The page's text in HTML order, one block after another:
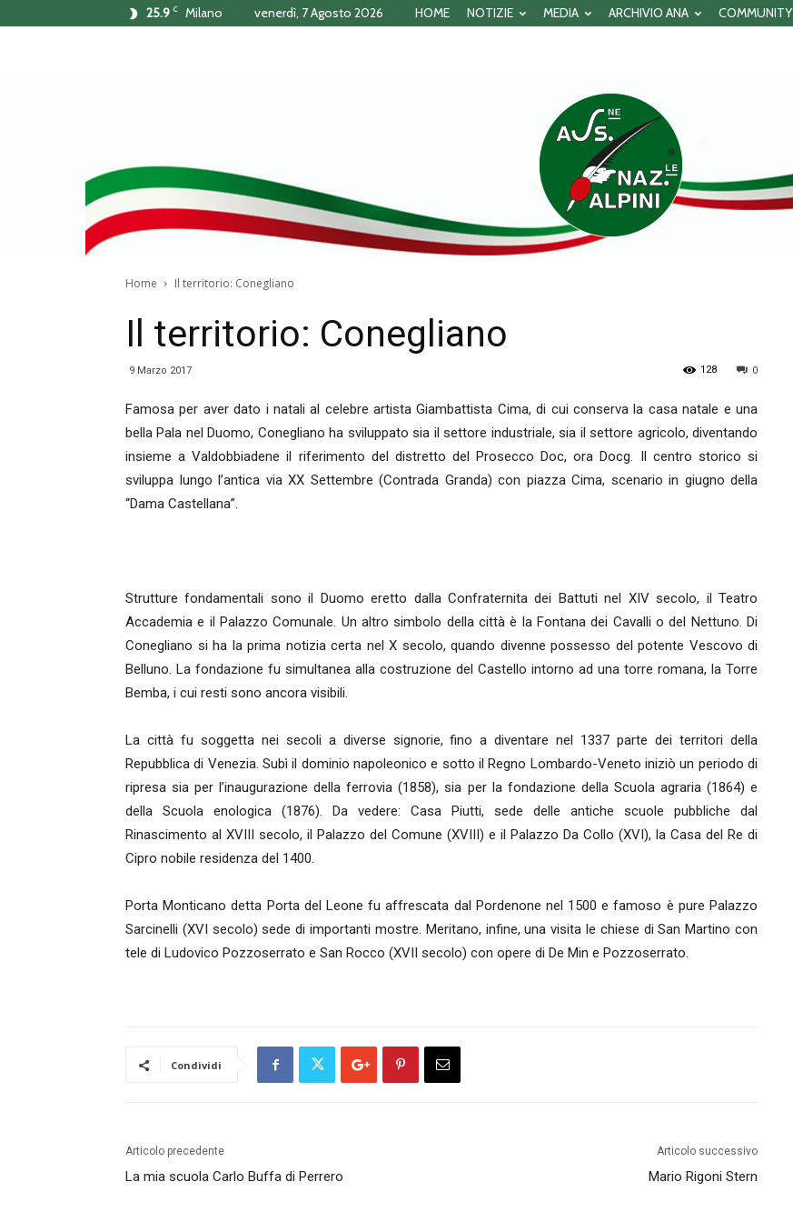
25.9 C Milano venerdì, 7 Agosto 2026 HOME NOTIZIE MEDIA ARCHIVIO ANA COMMUNITY
Nazionale
Alpini
Home Il territorio: Conegliano
Il territorio: Conegliano
9 Marzo 2017 0
128
Famosa per aver dato i natali al celebre artista Giambattista Cima, di cui conserva la casa natale e una
bella Pala nel Duomo, Conegliano ha sviluppato sia il settore industriale, sia il settore agricolo, diventando
insieme a Valdobbiadene il riferimento del distretto del Prosecco Doc, ora Docg. Il centro storico si
sviluppa lungo l’antica via XX Settembre (Contrada Granda) con piazza Cima, scenario in giugno della
“Dama Castellana”.
Strutture fondamentali sono il Duomo eretto dalla Confraternita dei Battuti nel XIV secolo, il Teatro
Accademia e il Palazzo Comunale. Un altro simbolo della città è la Fontana dei Cavalli o del Nettuno. Di
Conegliano si ha la prima notizia certa nel X secolo, quando divenne possesso del potente Vescovo di
Belluno. La fondazione fu simultanea alla costruzione del Castello intorno ad una torre romana, la Torre
Bemba, i cui resti sono ancora visibili.
La città fu soggetta nei secoli a diverse signorie, fino a diventare nel 1337 parte dei territori della
Repubblica di Venezia. Subì il dominio napoleonico e sotto il Regno Lombardo-Veneto iniziò un periodo di
ripresa sia per l’inaugurazione della ferrovia (1858), sia per la fondazione della Scuola agraria (1864) e
della Scuola enologica (1876). Da vedere: Casa Piutti, sede delle antiche scuole pubbliche dal
Rinascimento al XVIII secolo, il Palazzo del Comune (XVIII) e il Palazzo Da Collo (XVI), la Casa del Re di
Cipro nobile residenza del 1400.
Porta Monticano detta Porta del Leone fu affrescata dal Pordenone nel 1500 e famoso è pure Palazzo
Sarcinelli (XVI secolo) sede di importanti mostre. Meritano, infine, una visita le chiese di San Martino con
tele di Ludovico Pozzoserrato e San Rocco (XVII secolo) con opere di De Min e Pozzoserrato.
Condividi
Articolo precedente
La mia scuola Carlo Buffa di Perrero
Articolo successivo
Mario Rigoni Stern